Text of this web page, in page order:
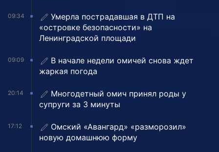
09:34
Умерла пострадавшая в ДТП на
«островке безопасности» на
Ленинградской площади
09:09
В начале недели омичей снова ждет
жаркая погода
20:14
Многодетный омич принял роды у
супруги за 3 минуты
17:12
Омский «Авангард» «разморозил»
новую домашнюю форму